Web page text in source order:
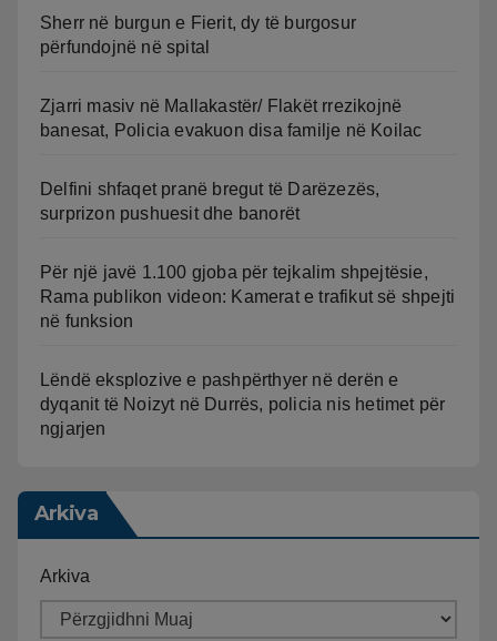
Sherr në burgun e Fierit, dy të burgosur
përfundojnë në spital
Zjarri masiv në Mallakastër/ Flakët rrezikojnë
banesat, Policia evakuon disa familje në Koilac
Delfini shfaqet pranë bregut të Darëzezës,
surprizon pushuesit dhe banorët
Për një javë 1.100 gjoba për tejkalim shpejtësie,
Rama publikon videon: Kamerat e trafikut së shpejti
në funksion
Lëndë eksplozive e pashpërthyer në derën e
dyqanit të Noizyt në Durrës, policia nis hetimet për
ngjarjen
Arkiva
Arkiva